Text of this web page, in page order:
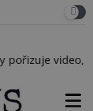
před jeho